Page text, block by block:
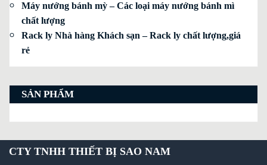
Máy nướng bánh mỳ – Các loại máy nướng bánh mì
chất lượng
Rack ly Nhà hàng Khách sạn – Rack ly chất lượng,giá
rẻ
SẢN PHẨM
CTY TNHH THIẾT BỊ SAO NAM